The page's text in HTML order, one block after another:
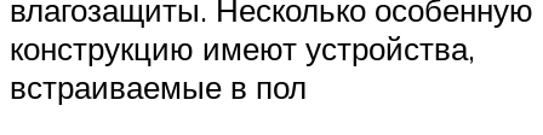
влагозащиты. Несколько особенную
конструкцию имеют устройства,
встраиваемые в пол